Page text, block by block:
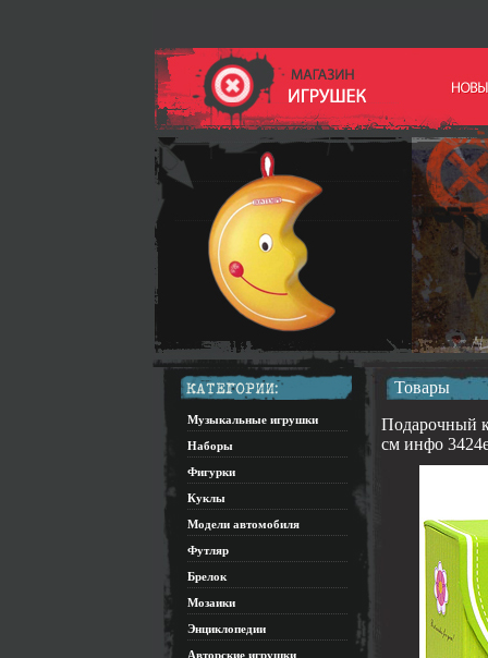
Музыкальные игрушки
Наборы
Фигурки
Куклы
Модели автомобиля
Футляр
Брелок
Мозаики
Энциклопедии
Авторские игрушки
Товары
Подарочный
см инфо